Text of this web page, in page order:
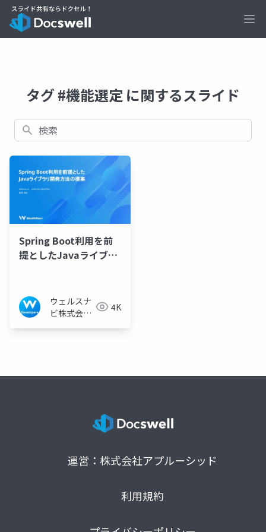
タグ #機能選定 に関するスライド
検索
Spring Boot利用を前
提としたJavaライブラ
ウェルスナ
ビ株式会社
4K
運営：株式会社アプルーシッド
利用規約